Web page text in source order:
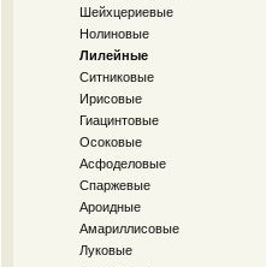
Шейхцериевые
Нолиновые
Лилейные
Ситниковые
Ирисовые
Гиацинтовые
Осоковые
Асфоделовые
Спаржевые
Ароидные
Амариллисовые
Луковые